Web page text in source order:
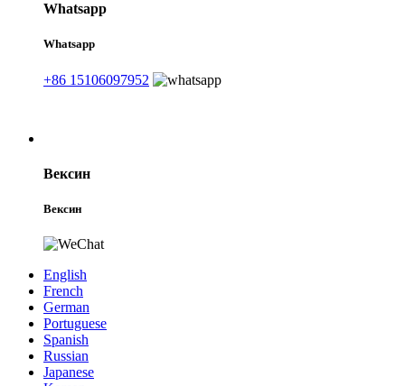
Whatsapp
Whatsapp
+86 15106097952
Вексин
Вексин
English
French
German
Portuguese
Spanish
Russian
Japanese